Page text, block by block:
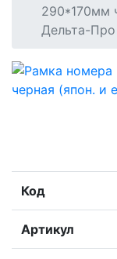
290*170мм
Дельта-Про
Код
Артикул